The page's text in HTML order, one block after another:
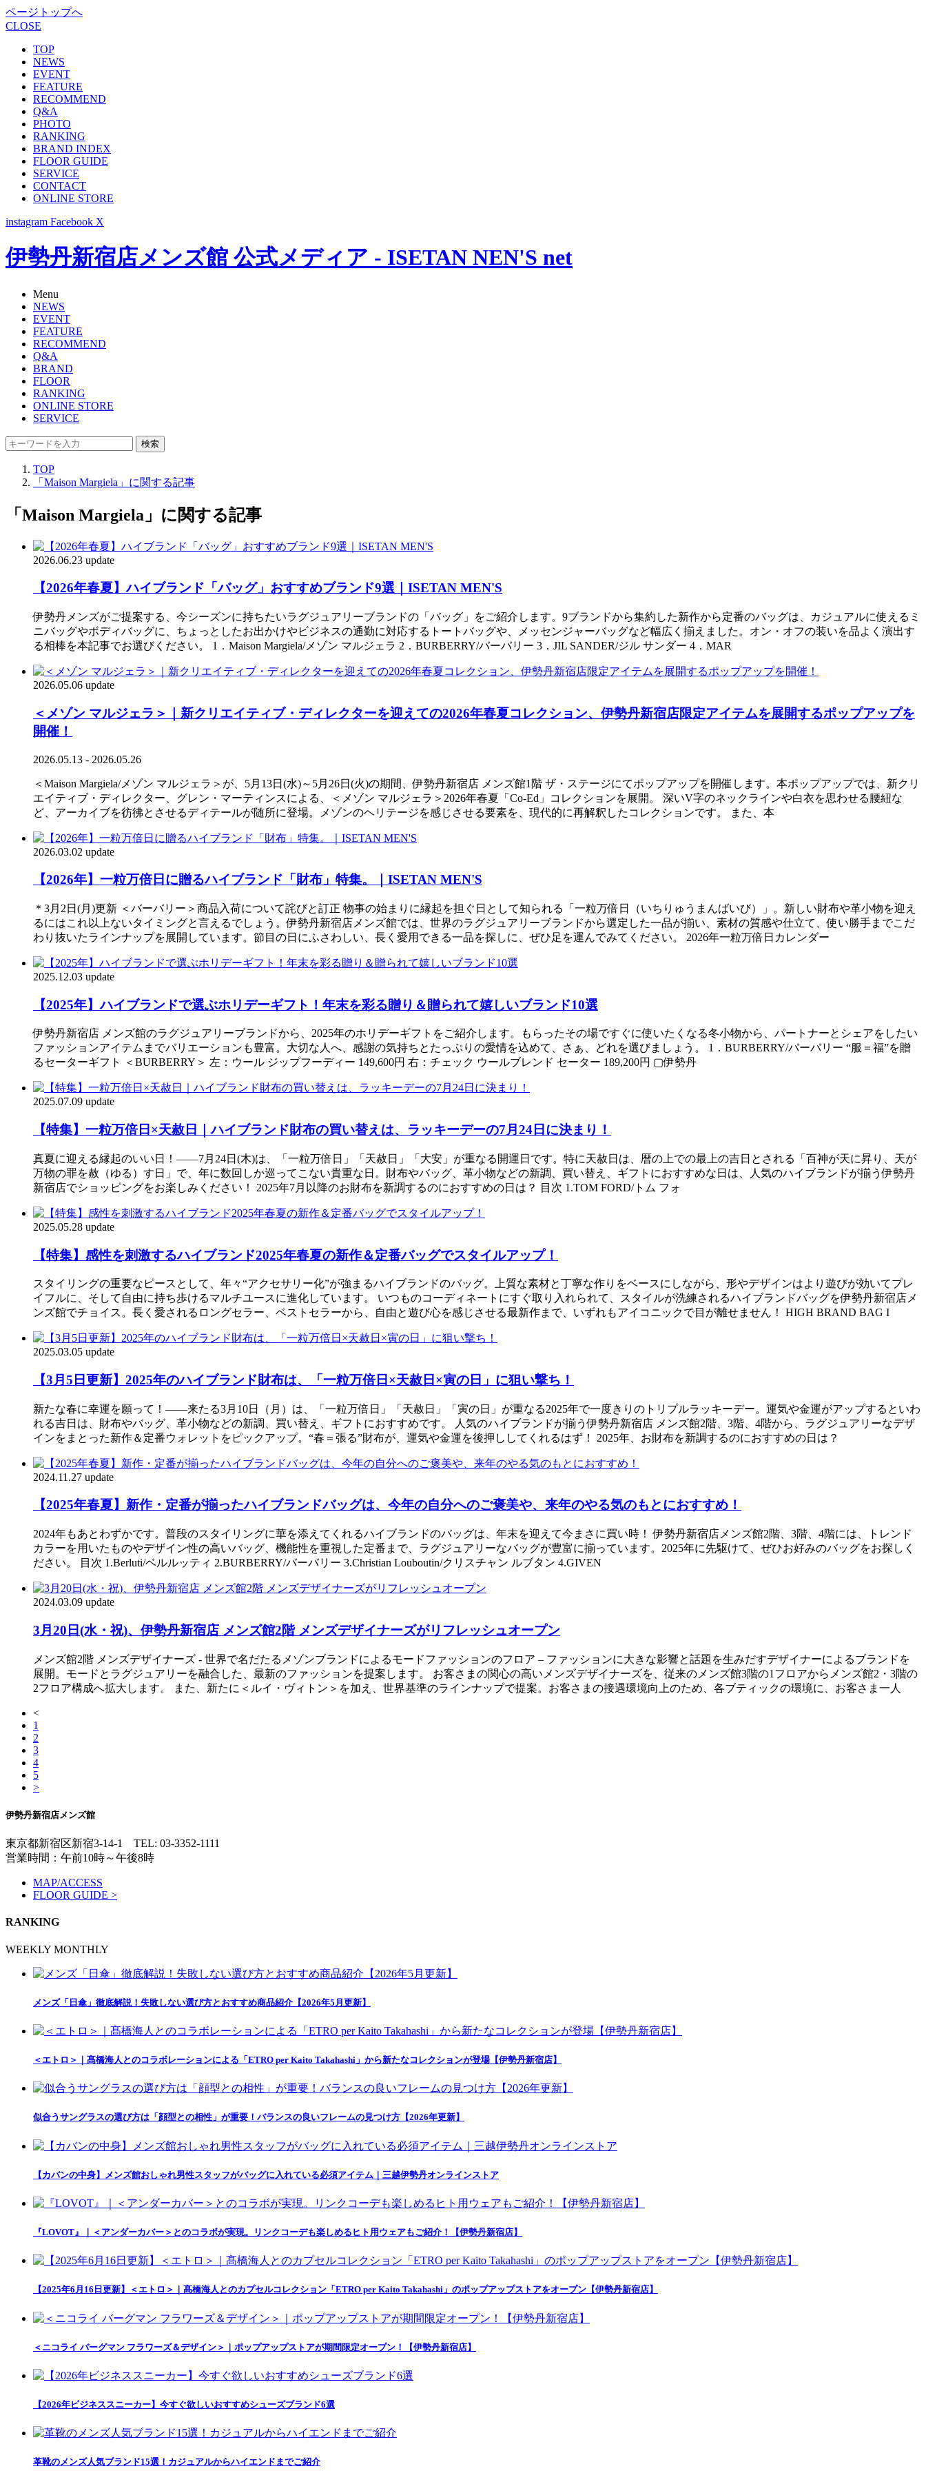
ページトップへ
CLOSE
TOP
NEWS
EVENT
FEATURE
RECOMMEND
Q&A
PHOTO
RANKING
BRAND INDEX
FLOOR GUIDE
SERVICE
CONTACT
ONLINE STORE
instagram Facebook X
伊勢丹新宿店メンズ館 公式メディア - ISETAN NEN'S net
Menu
NEWS
EVENT
FEATURE
RECOMMEND
Q&A
BRAND
FLOOR
RANKING
ONLINE STORE
SERVICE
検索
TOP
「Maison Margiela」に関する記事
「Maison Margiela」に関する記事
2026.06.23 update
【2026年春夏】ハイブランド「バッグ」おすすめブランド9選｜ISETAN MEN'S
伊勢丹メンズがご提案する、今シーズンに持ちたいラグジュアリーブランドの「バッグ」をご紹介します。9ブランドから集約した新作から定番のバッグは、カジュアルに使えるミ
ニバッグやボディバッグに、ちょっとしたお出かけやビジネスの通勤に対応するトートバッグや、メッセンジャーバッグなど幅広く揃えました。オン・オフの装いを品よく演出す
る相棒を本記事でお選びください。 1．Maison Margiela/メゾン マルジェラ 2．BURBERRY/バーバリー 3．JIL SANDER/ジル サンダー 4．MAR
2026.05.06 update
＜メゾン マルジェラ＞｜新クリエイティブ・ディレクターを迎えての2026年春夏コレクション、伊勢丹新宿店限定アイテムを展開するポップアップを
開催！
2026.05.13 - 2026.05.26
＜Maison Margiela/メゾン マルジェラ＞が、5月13日(水)～5月26日(火)の期間、伊勢丹新宿店 メンズ館1階 ザ・ステージにてポップアップを開催します。本ポップアップでは、新クリ
エイティブ・ディレクター、グレン・マーティンスによる、＜メゾン マルジェラ＞2026年春夏「Co-Ed」コレクションを展開。 深いV字のネックラインや白衣を思わせる腰紐な
ど、アーカイブを彷彿とさせるディテールが随所に登場。メゾンのヘリテージを感じさせる要素を、現代的に再解釈したコレクションです。 また、本
2026.03.02 update
【2026年】一粒万倍日に贈るハイブランド「財布」特集。｜ISETAN MEN'S
＊3月2日(月)更新 ＜バーバリー＞商品入荷について詫びと訂正 物事の始まりに縁起を担ぐ日として知られる「一粒万倍日（いちりゅうまんばいび）」。新しい財布や革小物を迎え
るにはこれ以上ないタイミングと言えるでしょう。伊勢丹新宿店メンズ館では、世界のラグジュアリーブランドから選定した一品が揃い、素材の質感や仕立て、使い勝手までこだ
わり抜いたラインナップを展開しています。節目の日にふさわしい、長く愛用できる一品を探しに、ぜひ足を運んでみてください。 2026年一粒万倍日カレンダー
2025.12.03 update
【2025年】ハイブランドで選ぶホリデーギフト！年末を彩る贈り＆贈られて嬉しいブランド10選
伊勢丹新宿店 メンズ館のラグジュアリーブランドから、2025年のホリデーギフトをご紹介します。もらったその場ですぐに使いたくなる冬小物から、パートナーとシェアをしたい
ファッションアイテムまでバリエーションも豊富。大切な人へ、感謝の気持ちとたっぷりの愛情を込めて、さぁ、どれを選びましょう。 1．BURBERRY/バーバリー “服＝福”を贈
るセーターギフト ＜BURBERRY＞ 左：ウール ジップフーディー 149,600円 右：チェック ウールブレンド セーター 189,200円 ▢伊勢丹
2025.07.09 update
【特集】一粒万倍日×天赦日｜ハイブランド財布の買い替えは、ラッキーデーの7月24日に決まり！
真夏に迎える縁起のいい日！――7月24日(木)は、「一粒万倍日」「天赦日」「大安」が重なる開運日です。特に天赦日は、暦の上での最上の吉日とされる「百神が天に昇り、天が
万物の罪を赦（ゆる）す日」で、年に数回しか巡ってこない貴重な日。財布やバッグ、革小物などの新調、買い替え、ギフトにおすすめな日は、人気のハイブランドが揃う伊勢丹
新宿店でショッピングをお楽しみください！ 2025年7月以降のお財布を新調するのにおすすめの日は？ 目次 1.TOM FORD/トム フォ
2025.05.28 update
【特集】感性を刺激するハイブランド2025年春夏の新作＆定番バッグでスタイルアップ！
スタイリングの重要なピースとして、年々“アクセサリー化”が強まるハイブランドのバッグ。上質な素材と丁寧な作りをベースにしながら、形やデザインはより遊びが効いてプレ
イフルに、そして自由に持ち歩けるマルチユースに進化しています。 いつものコーディネートにすぐ取り入れられて、スタイルが洗練されるハイブランドバッグを伊勢丹新宿店メ
ンズ館でチョイス。長く愛されるロングセラー、ベストセラーから、自由と遊び心を感じさせる最新作まで、いずれもアイコニックで目が離せません！ HIGH BRAND BAG I
2025.03.05 update
【3月5日更新】2025年のハイブランド財布は、「一粒万倍日×天赦日×寅の日」に狙い撃ち！
新たな春に幸運を願って！――来たる3月10日（月）は、「一粒万倍日」「天赦日」「寅の日」が重なる2025年で一度きりのトリプルラッキーデー。運気や金運がアップするといわ
れる吉日は、財布やバッグ、革小物などの新調、買い替え、ギフトにおすすめです。 人気のハイブランドが揃う伊勢丹新宿店 メンズ館2階、3階、4階から、ラグジュアリーなデザ
インをまとった新作＆定番ウォレットをピックアップ。“春＝張る”財布が、運気や金運を後押ししてくれるはず！ 2025年、お財布を新調するのにおすすめの日は？
2024.11.27 update
【2025年春夏】新作・定番が揃ったハイブランドバッグは、今年の自分へのご褒美や、来年のやる気のもとにおすすめ！
2024年もあとわずかです。普段のスタイリングに華を添えてくれるハイブランドのバッグは、年末を迎えて今まさに買い時！ 伊勢丹新宿店メンズ館2階、3階、4階には、トレンド
カラーを用いたものやデザイン性の高いバッグ、機能性を重視した定番まで、ラグジュアリーなバッグが豊富に揃っています。2025年に先駆けて、ぜひお好みのバッグをお探しく
ださい。 目次 1.Berluti/ベルルッティ 2.BURBERRY/バーバリー 3.Christian Louboutin/クリスチャン ルブタン 4.GIVEN
2024.03.09 update
3月20日(水・祝)、伊勢丹新宿店 メンズ館2階 メンズデザイナーズがリフレッシュオープン
メンズ館2階 メンズデザイナーズ - 世界で名だたるメゾンブランドによるモードファッションのフロア – ファッションに大きな影響と話題を生みだすデザイナーによるブランドを
展開。モードとラグジュアリーを融合した、最新のファッションを提案します。 お客さまの関心の高いメンズデザイナーズを、従来のメンズ館3階の1フロアからメンズ館2・3階の
2フロア構成へ拡大します。 また、新たに＜ルイ・ヴィトン＞を加え、世界基準のラインナップで提案。お客さまの接遇環境向上のため、各ブティックの環境に、お客さま一人
<
1
2
3
4
5
>
伊勢丹新宿店メンズ館
東京都新宿区新宿3-14-1 TEL: 03-3352-1111
営業時間：午前10時～午後8時
MAP/ACCESS
FLOOR GUIDE >
RANKING
WEEKLY MONTHLY
メンズ「日傘」徹底解説！失敗しない選び方とおすすめ商品紹介【2026年5月更新】
＜エトロ＞｜髙橋海人とのコラボレーションによる「ETRO per Kaito Takahashi」から新たなコレクションが登場【伊勢丹新宿店】
似合うサングラスの選び方は「顔型との相性」が重要！バランスの良いフレームの見つけ方【2026年更新】
【カバンの中身】メンズ館おしゃれ男性スタッフがバッグに入れている必須アイテム｜三越伊勢丹オンラインストア
『LOVOT』｜＜アンダーカバー＞とのコラボが実現。リンクコーデも楽しめるヒト用ウェアもご紹介！【伊勢丹新宿店】
【2025年6月16日更新】＜エトロ＞｜髙橋海人とのカプセルコレクション「ETRO per Kaito Takahashi」のポップアップストアをオープン【伊勢丹新宿店】
＜ニコライ バーグマン フラワーズ＆デザイン＞｜ポップアップストアが期間限定オープン！【伊勢丹新宿店】
【2026年ビジネススニーカー】今すぐ欲しいおすすめシューズブランド6選
革靴のメンズ人気ブランド15選！カジュアルからハイエンドまでご紹介